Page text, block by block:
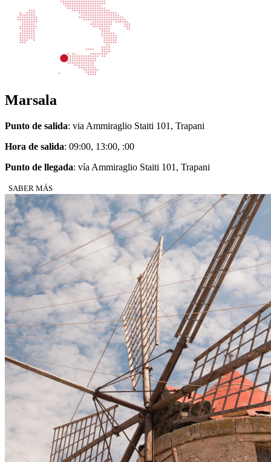
Marsala
Punto de salida: via Ammiraglio Staiti 101, Trapani
Hora de salida: 09:00, 13:00, :00
Punto de llegada: vía Ammiraglio Staiti 101, Trapani
SABER MÁS